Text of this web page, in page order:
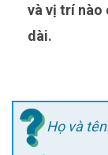
và vị trí nào
dài.
Họ và